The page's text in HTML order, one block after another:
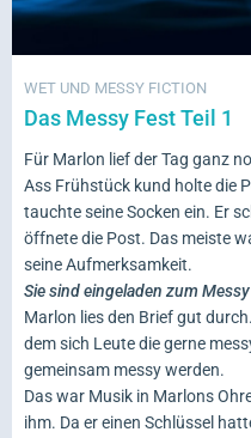
WET UND MESSY FICTION
Das Messy Fest Teil 1
Für Marlon lief der Tag ganz
Ass Frühstück kund holte die
tauchte seine Socken ein. Er
öffnete die Post. Das meiste
seine Aufmerksamkeit.
Sie sind eingeladen zum
Marlon lies den Brief gut
dem sich Leute die gerne
gemeinsam messy werden.
Das war Musik in Marlons
ihm. Da er einen Schlüssel